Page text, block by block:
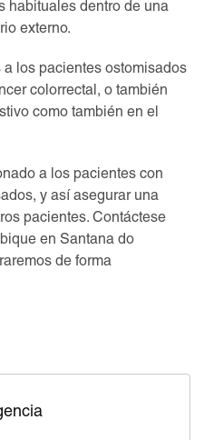
habituales dentro de una
externo.
los pacientes ostomisados
colorrectal, o también
como también en el
a los pacientes con
y así asegurar una
pacientes. Contáctese
en Santana do
de forma